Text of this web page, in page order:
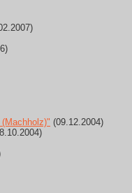
(09.12.2004)